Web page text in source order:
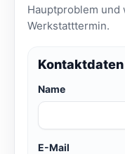
Hauptproblem und
Werkstatttermin.
Kontaktdaten
Name
E-Mail